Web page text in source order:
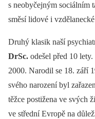
s neobyčejným sociálním
směsí lidové i
Druhý klasik naší
DrSc. odešel před 10
2000. Narodil se 18. září
svého narození byl
těžce postižena ve svých
ve střední Evropě na